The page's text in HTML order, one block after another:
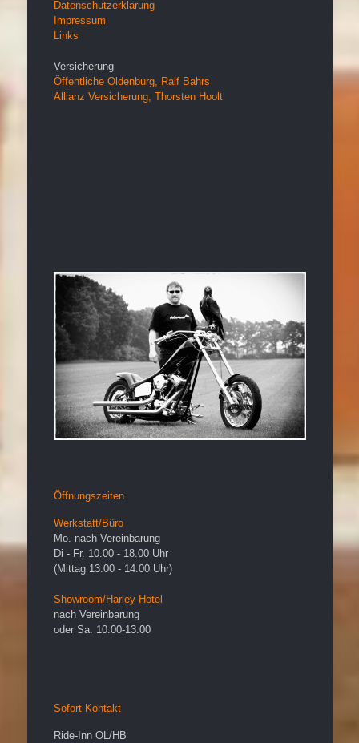
Datenschutzerklärung
Impressum
Links
Versicherung
Öffentliche Oldenburg, Ralf Bahrs
Allianz Versicherung, Thorsten Hoolt
Öffnungszeiten
Werkstatt/Büro
Mo. nach Vereinbarung
Di - Fr. 10.00 - 18.00 Uhr
(Mittag 13.00 - 14.00 Uhr)
Showroom/Harley Hotel
nach Vereinbarung
oder Sa. 10:00-13:00
Sofort Kontakt
Ride-Inn OL/HB